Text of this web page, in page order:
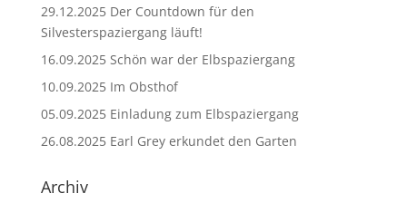
29.12.2025 Der Countdown für den
Silvesterspaziergang läuft!
16.09.2025 Schön war der Elbspaziergang
10.09.2025 Im Obsthof
05.09.2025 Einladung zum Elbspaziergang
26.08.2025 Earl Grey erkundet den Garten
Archiv